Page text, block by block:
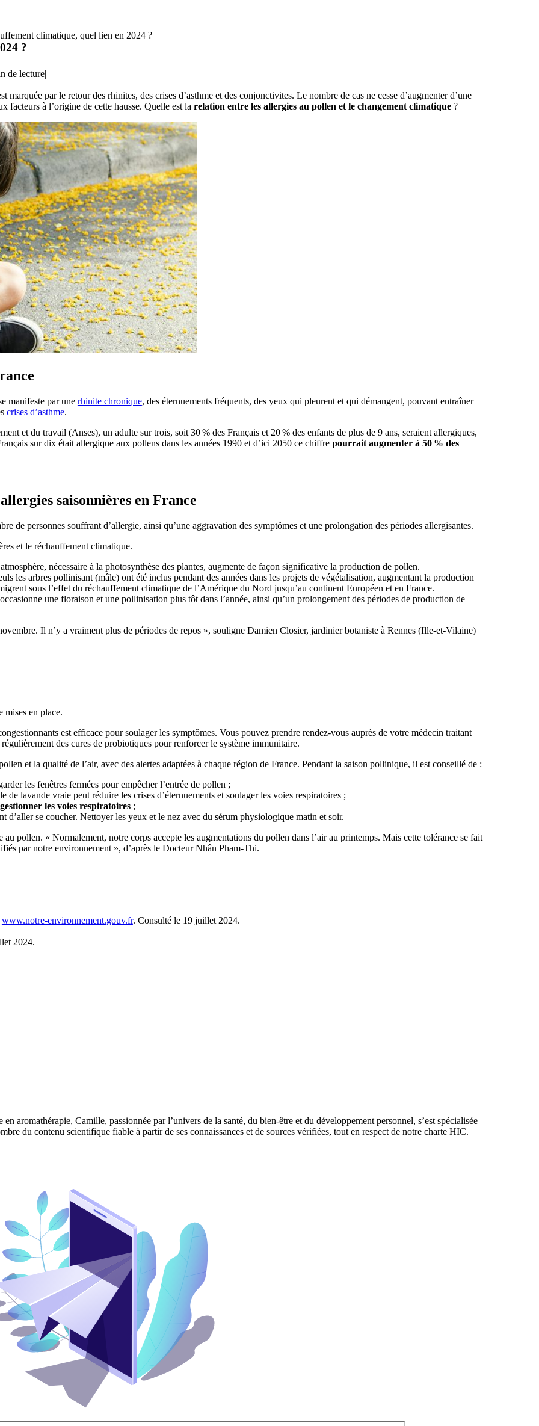
climatique, quel lien en 2024 ?
?
de lecture|
par le retour des rhinites, des crises d’asthme et des conjonctivites. Le nombre de cas ne cesse d’augmenter d’une
facteurs à l’origine de cette hausse. Quelle est la relation entre les allergies au pollen et le changement climatique ?
manifeste par une rhinite chronique, des éternuements fréquents, des yeux qui pleurent et qui démangent, pouvant entraîner
crises d’asthme.
et du travail (Anses), un adulte sur trois, soit 30 % des Français et 20 % des enfants de plus de 9 ans, seraient allergiques,
sur dix était allergique aux pollens dans les années 1990 et d’ici 2050 ce chiffre pourrait augmenter à 50 % des
saisonnières en France
de personnes souffrant d’allergie, ainsi qu’une aggravation des symptômes et une prolongation des périodes allergisantes.
et le réchauffement climatique.
nécessaire à la photosynthèse des plantes, augmente de façon significative la production de pollen.
les arbres pollinisant (mâle) ont été inclus pendant des années dans les projets de végétalisation, augmentant la production
sous l’effet du réchauffement climatique de l’Amérique du Nord jusqu’au continent Européen et en France.
une floraison et une pollinisation plus tôt dans l’année, ainsi qu’un prolongement des périodes de production de
Il n’y a vraiment plus de périodes de repos », souligne Damien Closier, jardinier botaniste à Rennes (Ille-et-Vilaine)
mises en place.
est efficace pour soulager les symptômes. Vous pouvez prendre rendez-vous auprès de votre médecin traitant
des cures de probiotiques pour renforcer le système immunitaire.
et la qualité de l’air, avec des alertes adaptées à chaque région de France. Pendant la saison pollinique, il est conseillé de :
les fenêtres fermées pour empêcher l’entrée de pollen ;
de lavande vraie peut réduire les crises d’éternuements et soulager les voies respiratoires ;
les voies respiratoires;
d’aller se coucher. Nettoyer les yeux et le nez avec du sérum physiologique matin et soir.
pollen. « Normalement, notre corps accepte les augmentations du pollen dans l’air au printemps. Mais cette tolérance se fait
par notre environnement », d’après le Docteur Nhân Pham-Thi.
www.notre-environnement.gouv.fr. Consulté le 19 juillet 2024.
2024.
aromathérapie, Camille, passionnée par l’univers de la santé, du bien-être et du développement personnel, s’est spécialisée
du contenu scientifique fiable à partir de ses connaissances et de sources vérifiées, tout en respect de notre charte HIC.